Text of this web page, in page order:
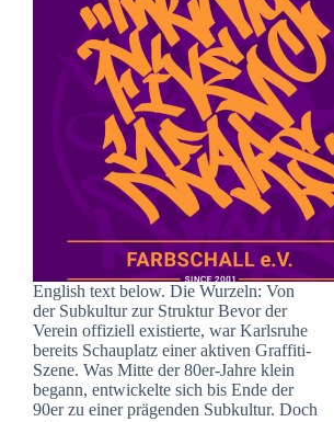
English text below. Die Wurzeln: Von
der Subkultur zur Struktur Bevor der
Verein offiziell existierte, war Karlsruhe
bereits Schauplatz einer aktiven Graffiti-
Szene. Was Mitte der 80er-Jahre klein
begann, entwickelte sich bis Ende der
90er zu einer prägenden Subkultur. Doch